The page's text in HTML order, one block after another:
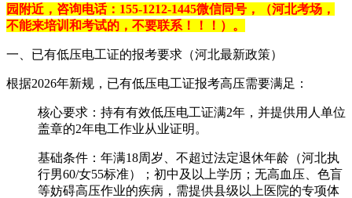
园附近，咨询电话：155-1212-1445微信同号，（河北考场，
不能来培训和考试的，不要联系！！！）。
一、已有低压电工证的报考要求（河北最新政策）
根据2026年新规，已有低压电工证报考高压需要满足：
‌核心要求‌：持有‌有效低压电工证满2年‌，并提供用人单位
盖章的2年电工作业从业证明。
‌基础条件‌：年满18周岁、不超过法定退休年龄（河北执
行男60/女55标准）；初中及以上学历；无高血压、色盲
等妨碍高压作业的疾病，需提供县级以上医院的专项体